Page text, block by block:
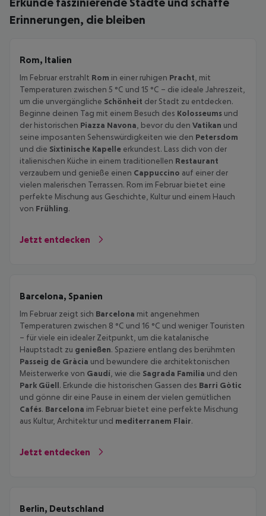
Erinnerungen, die bleiben
Rom, Italien
Im Februar erstrahlt Rom in einer ruhigen Pracht, mit
Temperaturen zwischen 5 °C und 15 °C – die ideale Jahreszeit,
um die unvergängliche Schönheit der Stadt zu entdecken.
Beginne deinen Tag mit einem Besuch des Kolosseums und
der historischen Piazza Navona, bevor du den Vatikan und
seine imposanten Sehenswürdigkeiten wie den Petersdom
und die Sixtinische Kapelle erkundest. Lass dich von der
italienischen Küche in einem traditionellen Restaurant
verzaubern und genieße einen Cappuccino auf einer der
vielen malerischen Terrassen. Rom im Februar bietet eine
perfekte Mischung aus Geschichte, Kultur und einem Hauch
von Frühling.
Jetzt entdecken
Barcelona, Spanien
Im Februar zeigt sich Barcelona mit angenehmen
Temperaturen zwischen 8 °C und 16 °C und weniger Touristen
– für viele ein idealer Zeitpunkt, um die katalanische
Hauptstadt zu genießen. Spaziere entlang des berühmten
Passeig de Gràcia und bewundere die architektonischen
Meisterwerke von Gaudí, wie die Sagrada Familia und den
Park Güell. Erkunde die historischen Gassen des Barri Gòtic
und gönne dir eine Pause in einem der vielen gemütlichen
Cafés. Barcelona im Februar bietet eine perfekte Mischung
aus Kultur, Architektur und mediterranem Flair.
Jetzt entdecken
Berlin, Deutschland